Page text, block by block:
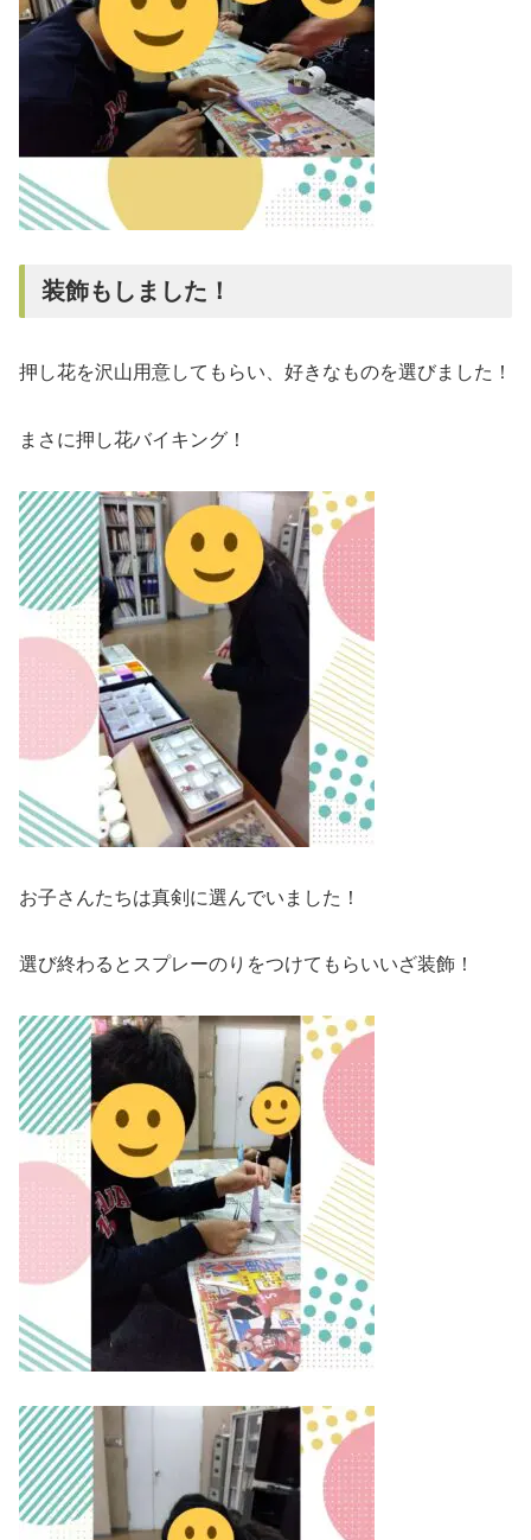
装飾もしました！
押し花を沢山用意してもらい、好きなものを選びました！
まさに押し花バイキング！
お子さんたちは真剣に選んでいました！
選び終わるとスプレーのりをつけてもらいいざ装飾！